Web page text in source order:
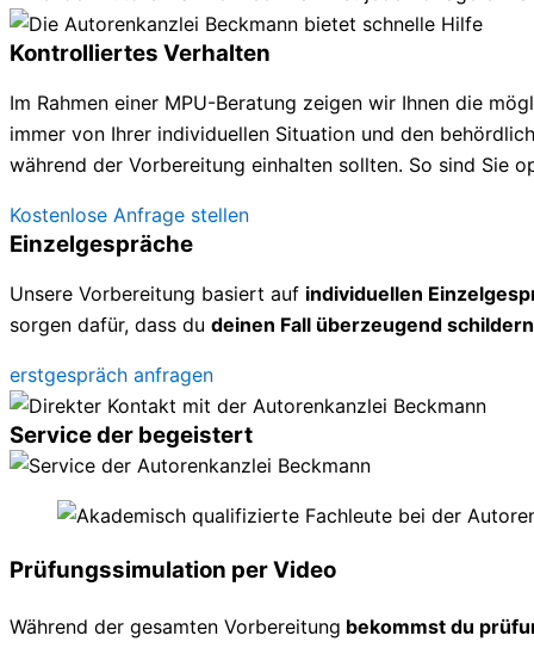
Kontrolliertes Verhalten
Im Rahmen einer MPU-Beratung zeigen wir Ihnen die
immer von Ihrer individuellen Situation und den
während der Vorbereitung einhalten sollten. So sind Sie
Kostenlose Anfrage stellen
Einzelgespräche
Unsere Vorbereitung basiert auf individuellen
sorgen dafür, dass du deinen Fall überzeugend schildern
erstgespräch anfragen
Service der begeistert
Prüfungssimulation per Video
Während der gesamten Vorbereitung bekommst du